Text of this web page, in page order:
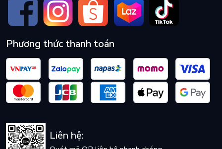
Phương thức thanh toán
Liên hệ: